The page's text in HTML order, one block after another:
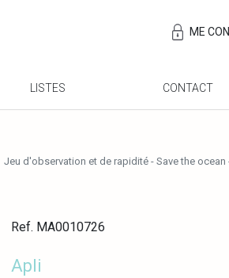
ME
LISTES CONTACT
Jeu d'observation et de rapidité - Save the ocean
Ref. MA0010726
Apli